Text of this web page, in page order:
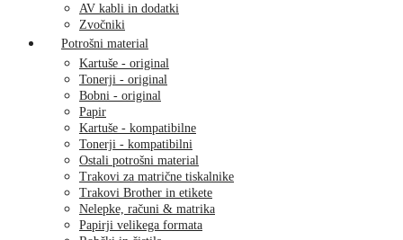
AV kabli in dodatki
Zvočniki
Potrošni material
Kartuše - original
Tonerji - original
Bobni - original
Papir
Kartuše - kompatibilne
Tonerji - kompatibilni
Ostali potrošni material
Trakovi za matrične tiskalnike
Trakovi Brother in etikete
Nelepke, računi & matrika
Papirji velikega formata